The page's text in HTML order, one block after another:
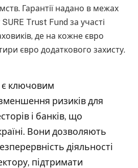
Гарантії надано в межах
Trust Fund за участі
де на кожне євро
євро додаткового захисту.
є ключовим
ризиків для
і банків, що
Вони дозволяють
діяльності
підтримати